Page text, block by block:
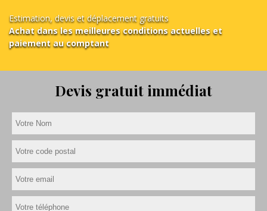
Estimation, devis et déplacement gratuits
Achat dans les meilleures conditions actuelles et
paiement au comptant
Devis gratuit immédiat